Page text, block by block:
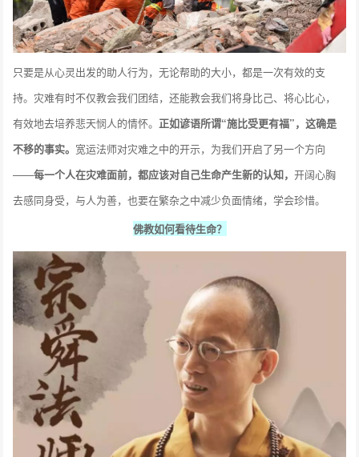
只要是从心灵出发的助人行为，无论帮助的大小，都是一次有效的支
持。灾难有时不仅教会我们团结，还能教会我们将身比己、将心比心，
有效地去培养悲天悯人的情怀。正如谚语所谓“施比受更有福”，这确是
不移的事实。 宽运法师对灾难之中的开示，为我们开启了另一个方向
——每一个人在灾难面前，都应该对自己生命产生新的认知，开阔心胸
去感同身受，与人为善，也要在繁杂之中减少负面情绪，学会珍惜。
佛教如何看待生命？